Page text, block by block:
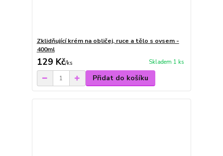
Zklidňující krém na obličej, ruce a tělo s ovsem -
400ml
129 Kč/ks Skladem 1 ks
Přidat do košíku